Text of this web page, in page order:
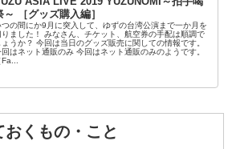
～ ［グッズ購入編］
つの間にか9月に突入して、ゆずの台湾公演まで一か月を
りました！ みなさん、チケット、航空券の手配は順調で
ょうか？ 今回は当日のグッズ販売に関しての情報です。
回はネット通販のみ 今回はネット通販のみのようです。
Fa...
おくもの・こと